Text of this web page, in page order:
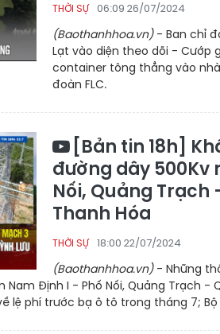
THỜI SỰ 06:09 26/07/2024
(Baothanhhoa.vn)- Ban chỉ
Lạt vào diện theo dõi - Cướp
container tông thẳng vào
đoàn FLC.
[Bản tin 18h]
đường dây 500Kv
Nối, Quảng Trạch
Thanh Hóa
THỜI SỰ 18:00 22/07/2024
(Baothanhhoa.vn)- Những
Định I - Phố Nối, Quảng Trạch -
lệ phí trước bạ ô tô trong tháng 7; Bộ